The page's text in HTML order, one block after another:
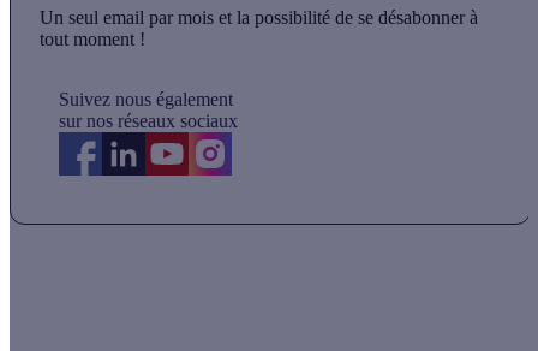
Un seul email par mois et la possibilité de se désabonner à
tout moment !
Suivez nous également
sur nos réseaux sociaux